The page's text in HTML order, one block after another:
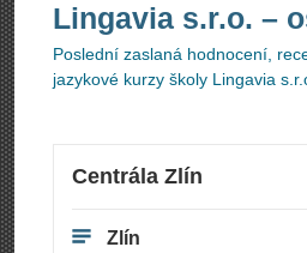
Lingavia s.r.o. –
Poslední zaslaná hodnocení,
jazykové kurzy školy Lingavia
Centrála Zlín
Zlín